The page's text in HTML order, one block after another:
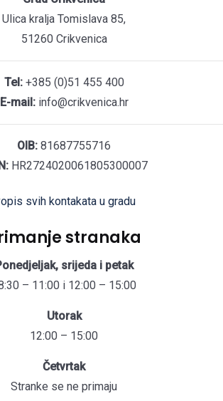
Ulica kralja Tomislava 85,
51260 Crikvenica
Tel:+385 (0)51 455 400
E-mail:info@crikvenica.hr
OIB: 81687755716
HR2724020061805300007
svih kontakata u gradu
stranaka
srijeda i petak
– 11:00 i 12:00 – 15:00
Utorak
12:00 – 15:00
Četvrtak
Stranke se ne primaju